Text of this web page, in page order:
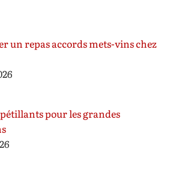
un repas accords mets-vins chez
pour les grandes